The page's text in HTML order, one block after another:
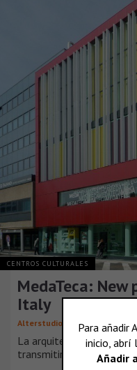
CENTROS CULTURALES
MedaTeca:
Italy
Alterstudio Partners
La arquitectura
transmitir su vocación